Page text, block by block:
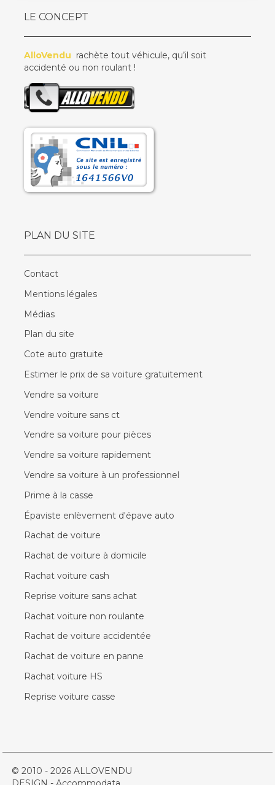
LE CONCEPT
AlloVendu rachète tout véhicule, qu’il soit
accidenté ou non roulant !
PLAN DU SITE
Contact
Mentions légales
Médias
Plan du site
Cote auto gratuite
Estimer le prix de sa voiture gratuitement
Vendre sa voiture
Vendre voiture sans ct
Vendre sa voiture pour pièces
Vendre sa voiture rapidement
Vendre sa voiture à un professionnel
Prime à la casse
Épaviste enlèvement d'épave auto
Rachat de voiture
Rachat de voiture à domicile
Rachat voiture cash
Reprise voiture sans achat
Rachat voiture non roulante
Rachat de voiture accidentée
Rachat de voiture en panne
Rachat voiture HS
Reprise voiture casse
© 2010 - 2026 ALLOVENDU